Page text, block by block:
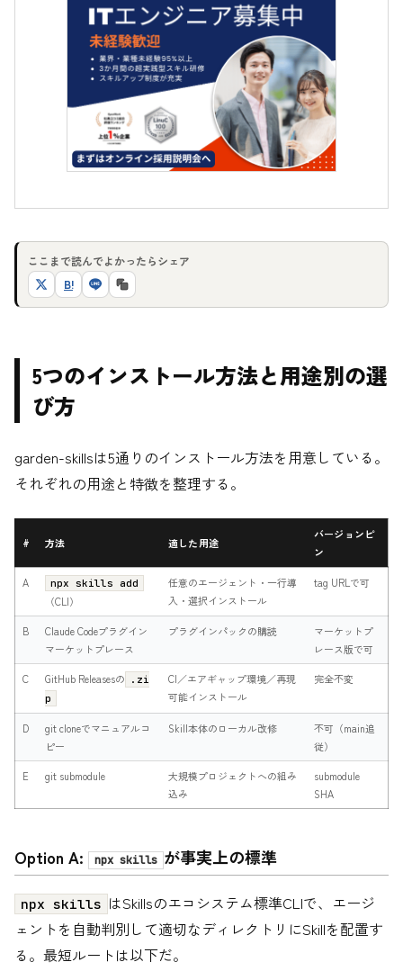
ここまで読んでよかったらシェア
B!
5つのインストール方法と用途別の選
び方
garden-skillsは5通りのインストール方法を用意している。
それぞれの用途と特徴を整理する。
# 方法 適した用途
バージョンピ
ン
A npx skills add
（CLI）
任意のエージェント・一行導
入・選択インストール
tag URLで可
B
Claude Codeプラグイン
マーケットプレース
プラグインパックの購読
マーケットプ
レース版で可
C GitHub Releasesの
.zi
p
CI／エアギャップ環境／再現
可能インストール
完全不変
D
git cloneでマニュアルコ
ピー
Skill本体のローカル改修
不可（main追
従）
E git submodule
大規模プロジェクトへの組み
込み
submodule
SHA
Option A: npx skills が事実上の標準
npx skills はSkillsのエコシステム標準CLIで、エージ
ェントを自動判別して適切なディレクトリにSkillを配置す
る。最短ルートは以下だ。